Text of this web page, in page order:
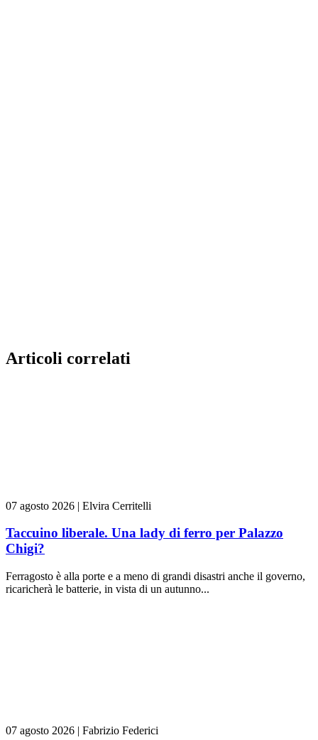
Articoli correlati
07 agosto 2026 | Elvira Cerritelli
Taccuino liberale. Una lady di ferro per Palazzo
Chigi?
Ferragosto è alla porte e a meno di grandi disastri anche il governo,
ricaricherà le batterie, in vista di un autunno...
07 agosto 2026 | Fabrizio Federici